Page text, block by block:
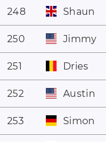
248 Shaun
250 Jimmy
251 Dries
252 Austin
253 Simon